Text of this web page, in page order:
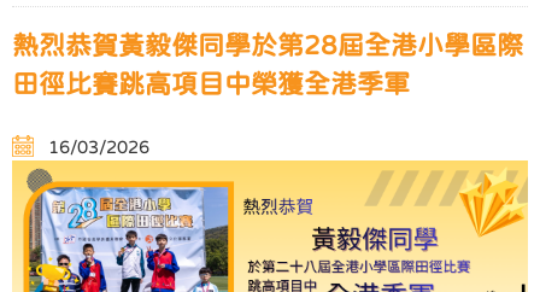
熱烈恭賀黃毅傑同學於第28屆全港小學區際
田徑比賽跳高項目中榮獲全港季軍
16/03/2026